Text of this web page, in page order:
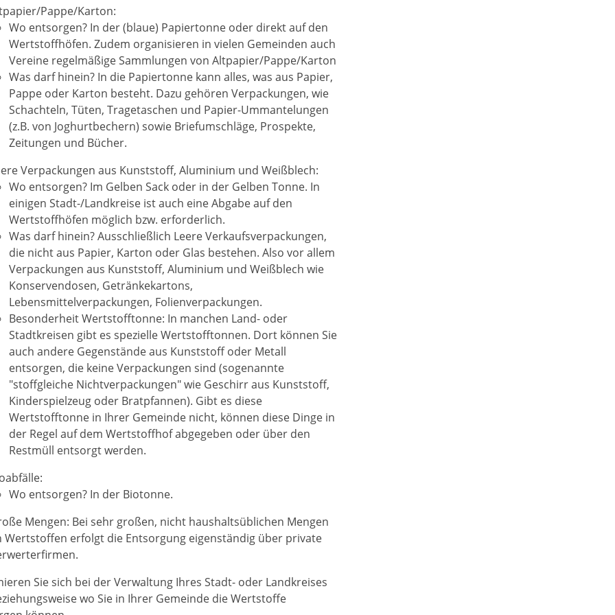
Pappe/Karton:
Wo entsorgen? In der (blaue) Papiertonne oder direkt auf den
Wertstoffhöfen. Zudem organisieren in vielen Gemeinden auch
Vereine regelmäßige Sammlungen von Altpapier/Pappe/Karton
Was darf hinein? In die Papiertonne kann alles, was aus Papier,
Pappe oder Karton besteht. Dazu gehören Verpackungen, wie
Schachteln, Tüten, Tragetaschen und Papier-Ummantelungen
(z.B. von Joghurtbechern) sowie Briefumschläge, Prospekte,
Zeitungen und Bücher.
Verpackungen aus Kunststoff, Aluminium und Weißblech:
Wo entsorgen? Im Gelben Sack oder in der Gelben Tonne. In
einigen Stadt-/Landkreise ist auch eine Abgabe auf den
Wertstoffhöfen möglich bzw. erforderlich.
Was darf hinein? Ausschließlich Leere Verkaufsverpackungen,
die nicht aus Papier, Karton oder Glas bestehen. Also vor allem
Verpackungen aus Kunststoff, Aluminium und Weißblech wie
Konservendosen, Getränkekartons,
Lebensmittelverpackungen, Folienverpackungen.
Besonderheit Wertstofftonne: In manchen Land- oder
Stadtkreisen gibt es spezielle Wertstofftonnen. Dort können Sie
auch andere Gegenstände aus Kunststoff oder Metall
entsorgen, die keine Verpackungen sind (sogenannte
"stoffgleiche Nichtverpackungen"wie Geschirr aus Kunststoff,
Kinderspielzeug oder Bratpfannen). Gibt es diese
Wertstofftonne in Ihrer Gemeinde nicht, können diese Dinge in
der Regel auf dem Wertstoffhof abgegeben oder über den
Restmüll entsorgt werden.
Wo entsorgen? In der Biotonne.
Mengen: Bei sehr großen, nicht haushaltsüblichen Mengen
Wertstoffen erfolgt die Entsorgung eigenständig über private
Sie sich bei der Verwaltung Ihres Stadt- oder Landkreises
wo Sie in Ihrer Gemeinde die Wertstoffe